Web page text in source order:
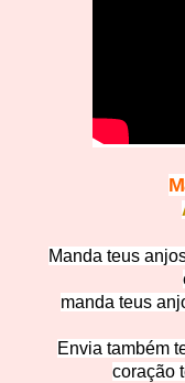
Manda teus
manda teus
Envia também
coração